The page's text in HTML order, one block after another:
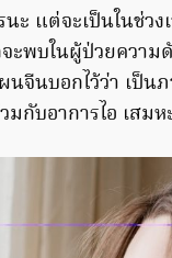
ะ แต่จะเป็นในช่ว
ะพบในผู้ป่วยควา
จีนบอกไว้ว่า เป็น
กับอาการไอ เสม